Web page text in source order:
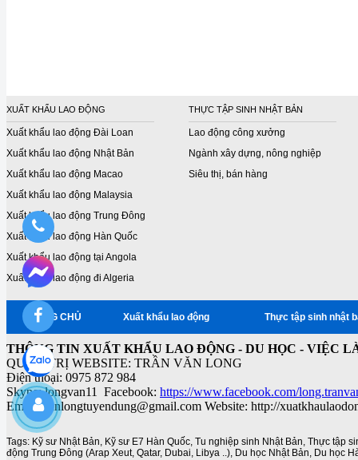
XUẤT KHẨU LAO ĐỘNG
Xuất khẩu lao động Đài Loan
Xuất khẩu lao động Nhật Bản
Xuất khẩu lao động Macao
Xuất khẩu lao động Malaysia
Xuất khẩu lao động Trung Đông
Xuất khẩu lao động Hàn Quốc
Xuất khẩu lao động tại Angola
Xuất khẩu lao động đi Algeria
THỰC TẬP SINH NHẬT BẢN
Lao động công xưởng
Ngành xây dựng, nông nghiệp
Siêu thị, bán hàng
TRANG CHỦ Xuất khẩu lao động Thực tập sinh nhật
THÔNG TIN XUẤT KHẨU LAO ĐỘNG - DU HỌC - VIỆC
QUẢN TRỊ WEBSITE: TRẦN VĂN LONG
Điện thoại: 0975 872 984
Skype: longvan11 Facebook: https://www.facebook.com/
Email: vanlongtuyendung@gmail.com Website: http://
Tags: Kỹ sư Nhật Bản, Kỹ sư E7 Hàn Quốc, Tu nghiệp sinh Nhật Bản, Thực tập
động Trung Đông (Arap Xeut, Qatar, Dubai, Libya ..), Du học Nhật Bản, Du học